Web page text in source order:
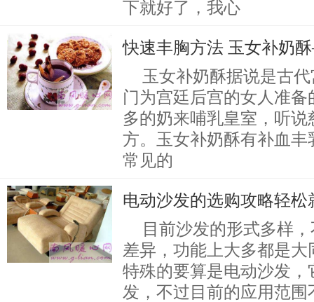
下就好了，我心
快速丰胸方法 玉女补奶
玉女补奶酥据说是古
门为宫廷后宫的女人准
多的奶来哺乳皇室，听
方。玉女补奶酥有补血
常见的
电动沙发的选购攻略轻松
目前沙发的形式多样
差异，功能上大多都是
特殊的要算是电动沙发
发，不过目前的应用范